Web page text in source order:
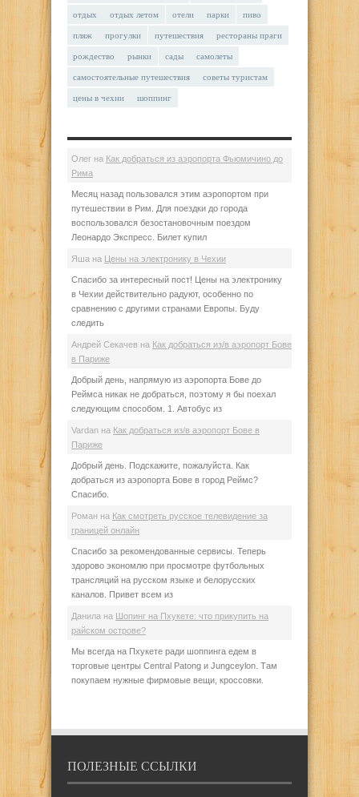
отдых отдых летом отели парки пиво
пляж прогулки путешествия рестораны праги
рождество рынки сады самолеты
самостоятельные путешествия советы туристам
цены в чехии шоппинг
Олег на Как добраться из аэропорта Фьюмичино до
Рима
Месяц назад пользовался этим аэропортом при
путешествии в Рим. Для поездки до города
воспользовался безостановочным поездом
Леонардо Экспресс. Билет купил
Яша на Цены на электронику в Чехии
Спасибо за интересный пост! Цены на электронику
в Чехии действительно радуют, особенно по
сравнению с другими странами Европы. Буду
следить
Андрей Секачев на Как добраться из/в аэропорт Бове
в Париже
Добрый день, напрямую из аэропорта Бове до
Реймса никак не добраться, поэтому я бы поехал
следующим способом. 1. Автобус из
Vardan на Как добраться из/в аэропорт Бове в
Париже
Добрый день. Подскажите, пожалуйста. Как
добраться из аэропорта Бове в город Реймс?
Спасибо.
Роман на Как смотреть русское телевидение за
границей онлайн
Спасибо за рекомендованные сервисы. Теперь
здорово экономлю при просмотре футбольных
трансляций на русском языке и белорусских
каналов. Привет всем из
Данила на
Шопинг на Пхукете: что прикупить на
райском острове?
Мы всегда на Пхукете ради шоппинга едем в
торговые центры Central Patong и Jungceylon. Там
покупаем нужные фирмовые вещи, кроссовки.
ПОЛЕЗНЫЕ ССЫЛКИ